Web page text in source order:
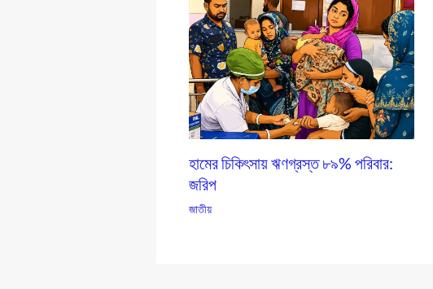
হামের চিকিৎসায় ঋণগ্রস্ত ৮৯% পরিবার:
জরিপ
জাতীয়